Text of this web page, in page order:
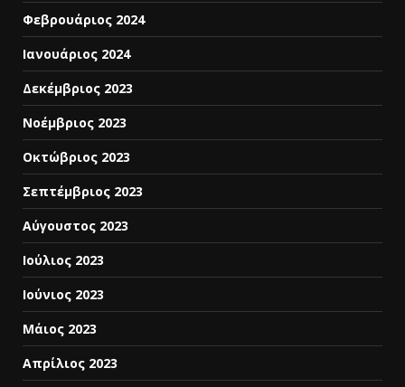
Φεβρουάριος 2024
Ιανουάριος 2024
Δεκέμβριος 2023
Νοέμβριος 2023
Οκτώβριος 2023
Σεπτέμβριος 2023
Αύγουστος 2023
Ιούλιος 2023
Ιούνιος 2023
Μάιος 2023
Απρίλιος 2023